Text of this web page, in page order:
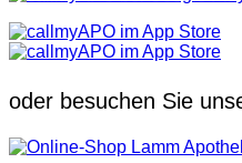
oder besuchen Sie